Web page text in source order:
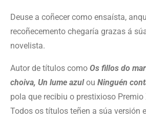
Deuse a coñecer como ensaísta,
recoñecemento chegaría grazas á
novelista.
Autor de títulos como Os fillos do mar
choiva, Un lume azulou Ninguén
pola que recibiu o prestixioso Premio
Todos os títulos teñen a súa versión